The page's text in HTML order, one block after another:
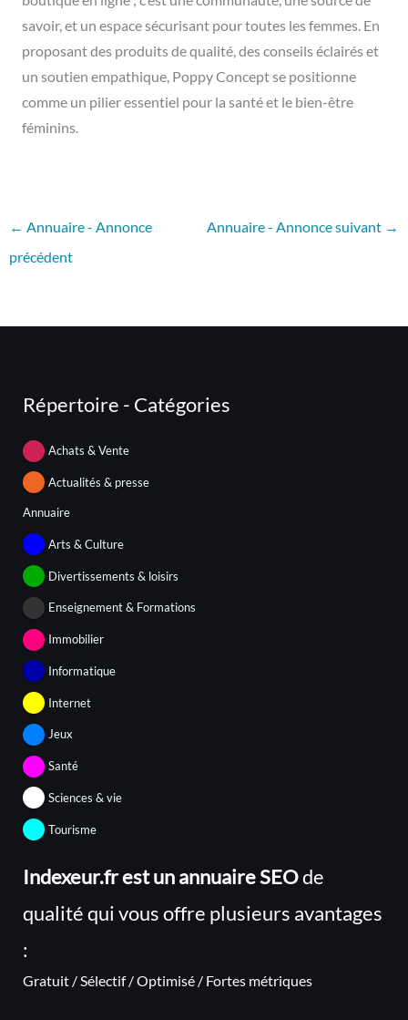
savoir, et un espace sécurisant pour toutes les femmes. En
proposant des produits de qualité, des conseils éclairés et
un soutien empathique, Poppy Concept se positionne
comme un pilier essentiel pour la santé et le bien-être
féminins.
← Annuaire - Annonce
précédent
Annuaire - Annonce suivant →
Répertoire - Catégories
Achats & Vente
Actualités & presse
Annuaire
Arts & Culture
Divertissements & loisirs
Enseignement & Formations
Immobilier
Informatique
Internet
Jeux
Santé
Sciences & vie
Tourisme
Indexeur.fr est un annuaire SEOde
qualité qui vous offre plusieurs avantages
:
Gratuit / Sélectif / Optimisé / Fortes métriques